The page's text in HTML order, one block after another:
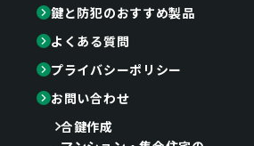
鍵と防犯のおすすめ製品
よくある質問
プライバシーポリシー
お問い合わせ
合鍵作成